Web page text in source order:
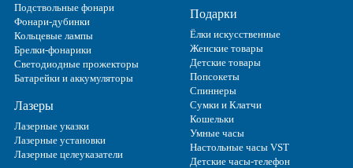
Подствольные фонари
Фонари-дубинки
Кольцевые лампы
Брелки-фонарики
Светодиодные прожекторы
Батарейки и аккумуляторы
Лазеры
Лазерные указки
Лазерные установки
Лазерные целеуказатели
Подарки
Ёлки искусственные
Женские товары
Детские товары
Попсокеты
Спиннеры
Сумки и Клатчи
Кошельки
Умные часы
Настольные часы VST
Детские часы-телефон